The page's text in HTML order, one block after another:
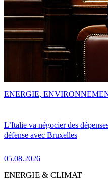
L’Italie va négocier des
défense avec Bruxelles
05.08.2026
ENERGIE,
ENERGIE & CLIMAT